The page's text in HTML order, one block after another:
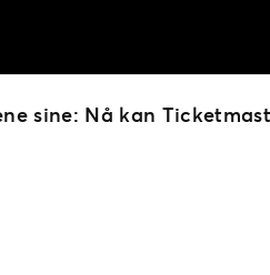
sine: Nå kan